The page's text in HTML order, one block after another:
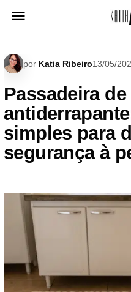
para
por Katia Ribeiro13/05/
Passadeira
simples para
segurança à